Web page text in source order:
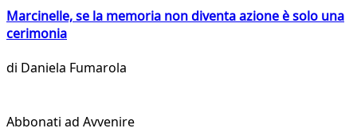
Marcinelle, se la memoria non diventa azione è solo una
cerimonia
di Daniela Fumarola
Abbonati ad Avvenire